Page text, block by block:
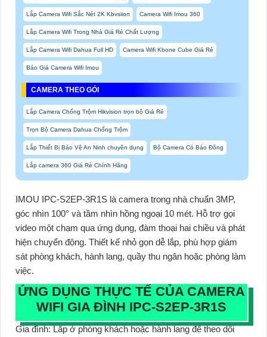
Lắp Camera Wifi Sắc Nét 2K Kbvsiion Camera Wifi Imou 360
Lắp Camera Wifi Trong Nhà Giá Rẻ Chất Lượng
Lắp Camera Wifi Dahua Full HD Camera Wifi Kbone Cube Giá Rẻ
Báo Giá Camera Wifi Imou
CAMERA THEO GÓI
Lắp Camera Chống Trộm Hikvision trọn bộ Giá Rẻ
Trọn Bộ Camera Dahua Chống Trộm
Lắp Thiết Bị Bảo Vệ An Ninh chuyên dụng Bộ Camera Có Báo Đông
Lắp camera 360 Giá Rẻ Chính Hãng
IMOU IPC-S2EP-3R1S là camera trong nhà chuẩn 3MP,
góc nhìn 100° và tầm nhìn hồng ngoại 10 mét. Hỗ trợ gọi
video một chạm qua ứng dụng, đàm thoại hai chiều và phát
hiện chuyển động. Thiết kế nhỏ gọn dễ lắp, phù hợp giám
sát phòng khách, hành lang, quầy thu ngân hoặc phòng làm
việc.
ỨNG DỤNG THỰC TẾ CỦA CAMERA
WIFI GIA ĐÌNH IPC-S2EP-3R1S
Gia đình:Lắp ở phòng khách hoặc hành lang để theo dõi